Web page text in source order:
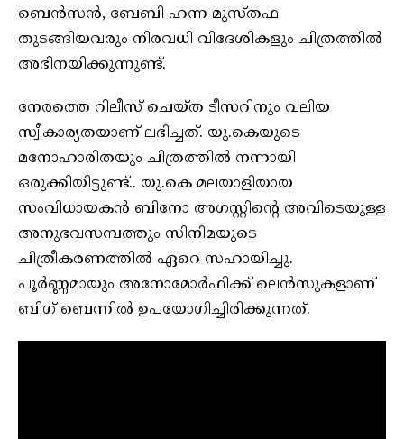
ബെൻസൻ, ബേബി ഹന്ന മുസ്തഫ
തുടങ്ങിയവരും നിരവധി വിദേശികളും ചിത്രത്തിൽ
അഭിനയിക്കുന്നുണ്ട്.
നേരത്തെ റിലീസ് ചെയ്ത ടീസറിനും വലിയ
സ്വീകാര്യതയാണ് ലഭിച്ചത്. യു.കെയുടെ
മനോഹാരിതയും ചിത്രത്തിൽ നന്നായി
ഒരുക്കിയിട്ടുണ്ട്.. യു.കെ മലയാളിയായ
സംവിധായകൻ ബിനോ അ​ഗസ്റ്റിന്റെ അവിടെയുള്ള
അനുഭവസമ്പത്തും സിനിമയുടെ
ചിത്രീകരണത്തിൽ ഏറെ സഹായിച്ചു.
പൂർണ്ണമായും അനോമോർഫിക്ക് ലെൻസുകളാണ്
ബി​ഗ് ബെന്നിൽ ഉപയോ​ഗിച്ചിരിക്കുന്നത്.